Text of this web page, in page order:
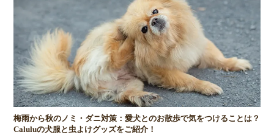
梅雨から秋のノミ・ダニ対策：愛犬とのお散歩で気をつけることは？
Caluluの犬服と虫よけグッズをご紹介！